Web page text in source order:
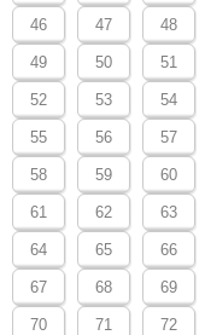
46 47 48
49 50 51
52 53 54
55 56 57
58 59 60
61 62 63
64 65 66
67 68 69
70 71 72